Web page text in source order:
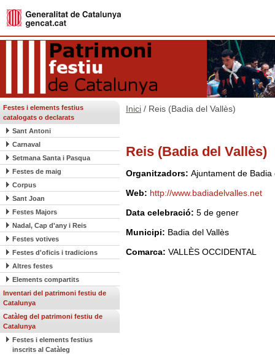
Festes i elements festius
catalogats o declarats
Sant Antoni
Carnaval
Setmana Santa i Pasqua
Festes de maig
Corpus
Sant Joan
Festes Majors
Nadal, Cap d'any i Reis
Festes votives
Festes d'oficis i tradicions
Altres festes
Elements compartits
Inventari del patrimoni festiu de
Catalunya
Catàleg del patrimoni festiu de
Catalunya
Festes i elements festius
inscrits al Catàleg
Inici / Reis (Badia del Vallès)
Reis (Badia del Vallès)
Organitzadors: Ajuntament de Badia
Web: http://www.badiadelvalles.net
Data celebració: 5 de gener
Municipi: Badia del Vallès
Comarca: VALLÈS OCCIDENTAL